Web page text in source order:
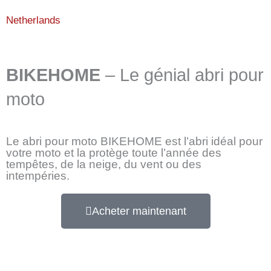
Netherlands
BIKEHOME – Le génial abri pour
moto
Le abri pour moto BIKEHOME est l’abri idéal pour
votre moto et la protège toute l’année des
tempêtes, de la neige, du vent ou des
intempéries.
Acheter maintenant